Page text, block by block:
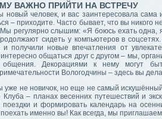
ВАЖНО ПРИЙТИ НА ВСТРЕЧУ
новый человек, и вас заинтересовала
– приходите. Часто бывает, что вы никого
регулярно слышим: «Я боюсь ехать одна,
сидеть у компьютеров в
и получили новые впечатления от
общаться друг с другом – мы,
общения. Декорациями к нему могут
Вологодчины – здесь вы
уже не новичок, но еще не самый
Клуба – планах весенних путешествий и
поездки и формировать календарь на
именно вы! Как всегда, мы